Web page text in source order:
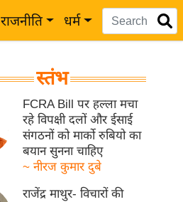
राजनीति धर्म
स्तंभ
FCRA Bill पर हल्ला मचा
रहे विपक्षी दलों और ईसाई
संगठनों को मार्को रुबियो का
बयान सुनना चाहिए
~ नीरज कुमार दुबे
राजेंद्र माथुर- विचारों की